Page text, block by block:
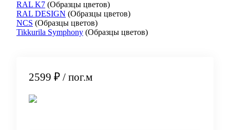
RAL K7 (Образцы цветов)
RAL DESIGN (Образцы цветов)
NCS (Образцы цветов)
Tikkurila Symphony (Образцы цветов)
2599 ₽ / пог.м